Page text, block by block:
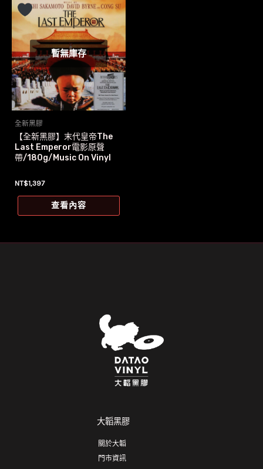
暫無庫存
全新黑膠
【全新黑膠】末代皇帝The
Last Emperor電影原聲
帶/180g/Music On Vinyl
NT$1,397
查看內容
大韜黑膠
關於大韜
門市資訊